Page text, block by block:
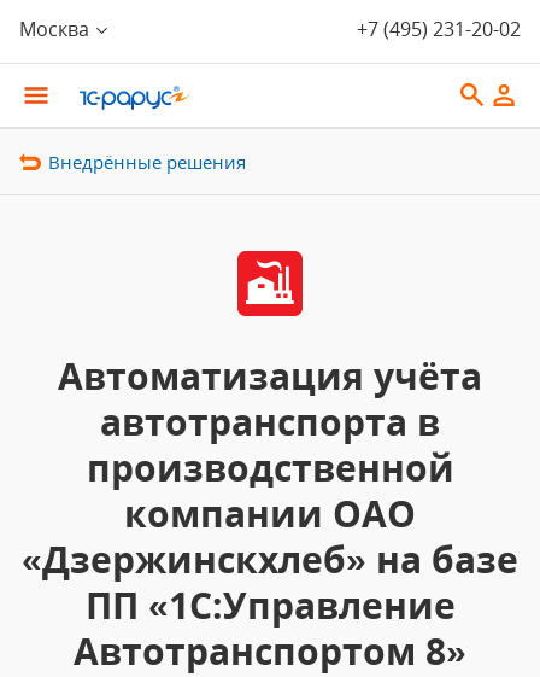
Москва +7 (495) 231-20-02
Внедрённые решения
Автоматизация учёта
автотранспорта в
производственной
компании ОАО
«Дзержинскхлеб» на базе
ПП «1С:Управление
Автотранспортом 8»